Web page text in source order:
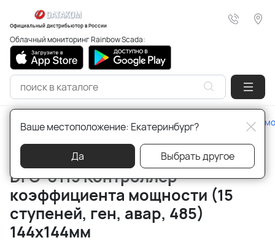
Официальный дистрибьютор в России
Облачный мониторинг Rainbow Scada:
Главная Качество энергии Контроллеры коэффициента
Артикул: DFC-0115 15 steps,gen,alm
DFC-0115 Контроллер
коэффициента мощности (15
ступеней, ген, авар, 485)
144х144мм
Ваше местоположение: Екатеринбург?
Да Выбрать другое